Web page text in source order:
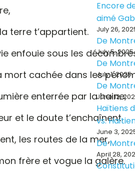
terre t’appartient.
enfouie sous les
mort cachée dans les
enterrée par la haine;
et le doute t’enchaînent.
les routes de la mer,
frère et vogue la galère.
Encore
aimé
July 26,
De
July 5, 2025
De
July 1, 2025
De
June 12,
Haïtiens
vs.
June 3,
De
April 28,